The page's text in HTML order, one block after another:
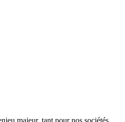
majeur, tant pour nos sociétés